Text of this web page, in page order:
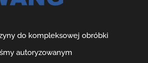
do kompleksowej obróbki
autoryzowanym